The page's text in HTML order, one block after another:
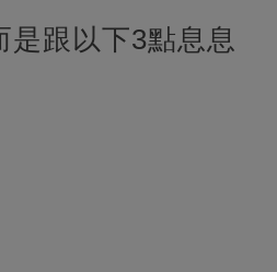
是跟以下3點息息